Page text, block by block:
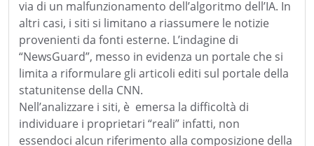
via di un malfunzionamento dell’algoritmo dell’IA. In
altri casi, i siti si limitano a riassumere le notizie
provenienti da fonti esterne. L’indagine di
“NewsGuard”, messo in evidenza un portale che si
limita a riformulare gli articoli editi sul portale della
statunitense della CNN.
Nell’analizzare i siti, è emersa la difficoltà di
individuare i proprietari “reali” infatti, non
essendoci alcun riferimento alla composizione della